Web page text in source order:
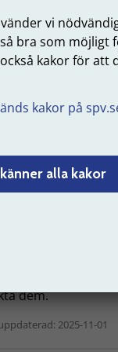
vi
bra som möjligt
kakor för att
kakor på
alla kakor
information om
eller den
om
ansöka om
även en blankett
ansöka om
dem.
2025-11-01